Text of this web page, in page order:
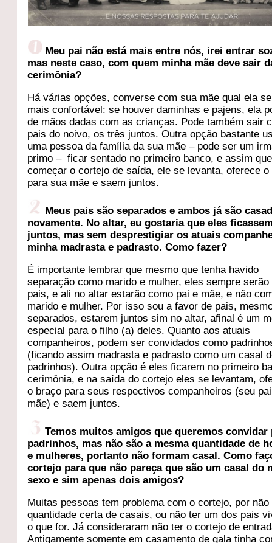
Meu pai não está mais entre nós, irei entrar
mas neste caso, com quem minha mãe deve sair
cerimônia?
Há várias opções, converse com sua mãe qual ela
mais confortável: se houver daminhas e pajens, ela
de mãos dadas com as crianças. Pode também sair
pais do noivo, os três juntos. Outra opção bastante
uma pessoa da família da sua mãe – pode ser um
primo – ficar sentado no primeiro banco, e assim que
começar o cortejo de saída, ele se levanta, oferece o
para sua mãe e saem juntos.
Meus pais são separados e ambos já são
novamente. No altar, eu gostaria que eles
juntos, mas sem desprestigiar os atuais
minha madrasta e padrasto. Como fazer?
É importante lembrar que mesmo que tenha havido
separação como marido e mulher, eles sempre
pais, e ali no altar estarão como pai e mãe, e não
marido e mulher. Por isso sou a favor de pais,
separados, estarem juntos sim no altar, afinal é um
especial para o filho (a) deles. Quanto aos atuais
companheiros, podem ser convidados como
(ficando assim madrasta e padrasto como um casal
padrinhos). Outra opção é eles ficarem no primeiro
cerimônia, e na saída do cortejo eles se levantam,
o braço para seus respectivos companheiros (seu
mãe) e saem juntos.
Temos muitos amigos que queremos convidar
padrinhos, mas não são a mesma quantidade de
e mulheres, portanto não formam casal. Como
cortejo para que não pareça que são um casal do
sexo e sim apenas dois amigos?
Muitas pessoas tem problema com o cortejo, por não
quantidade certa de casais, ou não ter um dos pais
o que for. Já consideraram não ter o cortejo de
Antigamente somente em casamento de gala tinha